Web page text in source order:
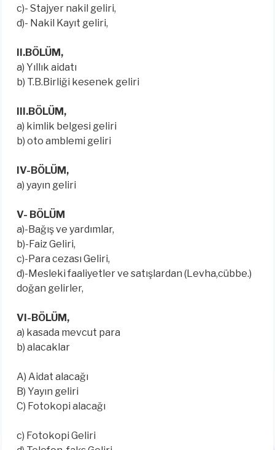
c)- Stajyer nakil geliri,
d)- Nakil Kayıt geliri,
II.BÖLÜM,
a) Yıllık aidatı
b) T.B.Birliği kesenek geliri
III.BÖLÜM,
a) kimlik belgesi geliri
b) oto amblemi geliri
IV-BÖLÜM,
a) yayın geliri
V- BÖLÜM
a)-Bağış ve yardımlar,
b)-Faiz Geliri,
c)-Para cezası Geliri,
d)-Mesleki faaliyetler ve satışlardan (Levha,cübbe.)
doğan gelirler,
VI-BÖLÜM,
a) kasada mevcut para
b) alacaklar
A) Aidat alacağı
B) Yayın geliri
C) Fotokopi alacağı
c) Fotokopi Geliri